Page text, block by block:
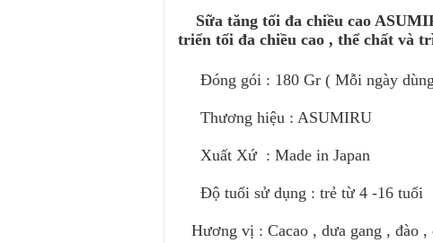
Sữa tăng tối đa chiều cao
triển tối đa chiều cao , thể chất và
Đóng gói : 180 Gr ( Mỗi ngày
Thương hiệu : ASUMIRU
Xuất Xứ : Made in Japan
Độ tuổi sử dụng : trẻ từ 4 -16 tuổi
Hương vị : Cacao , dưa gang , đào ,
Sụn vi cá mập Orihiro
Squalene ( Japan ): thực
khớp, tái tạo sụn khớp , hỗ
Viên giải rượu Shugo
Densetsu ( Japan) : công
, dạ dày, giảm đường huyết
,